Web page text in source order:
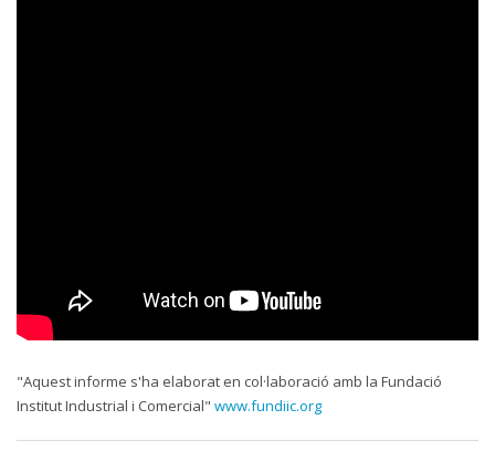
"Aquest informe s'ha elaborat en col·laboració amb la Fundació
Institut Industrial i Comercial" www.fundiic.org